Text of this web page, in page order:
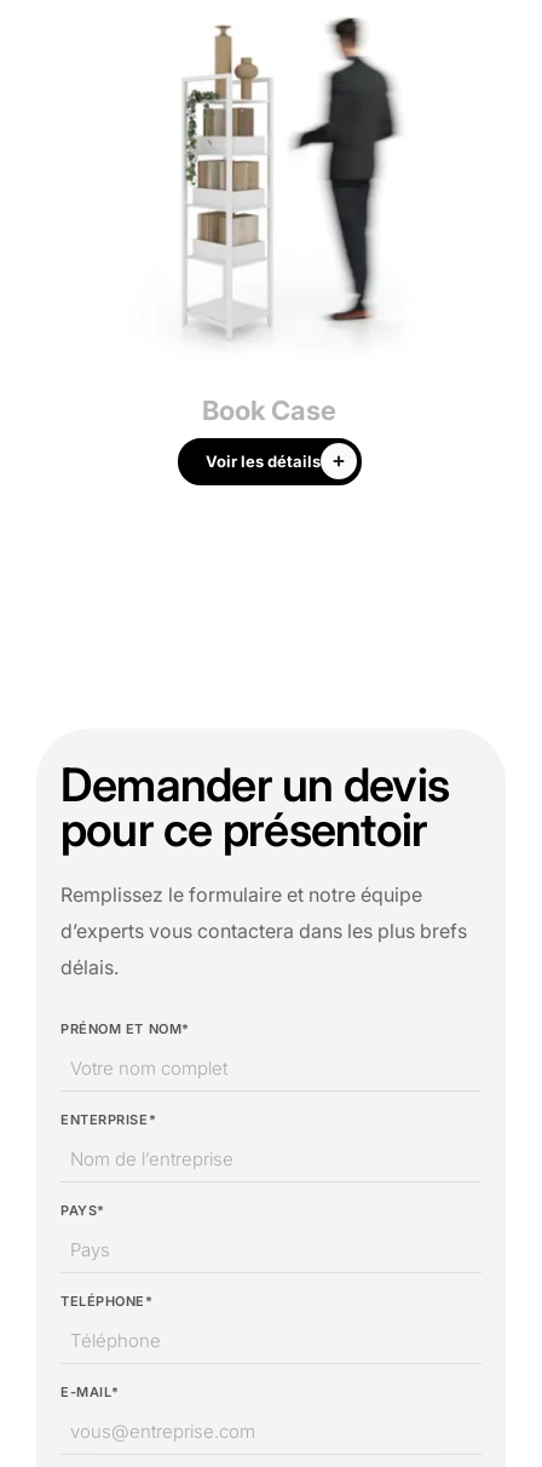
Book Case
Voir les détails
Demander un devis
pour ce présentoir
Remplissez le formulaire et notre équipe
d’experts vous contactera dans les plus brefs
délais.
PRÉNOM ET NOM*
ENTERPRISE*
PAYS*
TELÉPHONE*
E-MAIL*